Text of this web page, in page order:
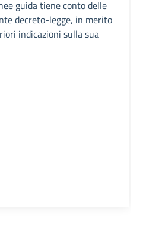
guida tiene conto delle
decreto-legge, in merito
indicazioni sulla sua